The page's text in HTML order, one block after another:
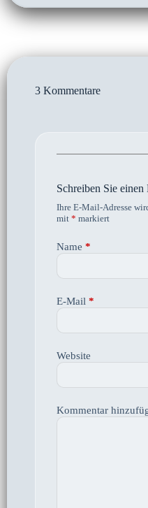
3 Kommentare
Schreiben Sie
Ihre E-Mail-Adresse
mit * markiert
Name *
E-Mail *
Website
Kommentar